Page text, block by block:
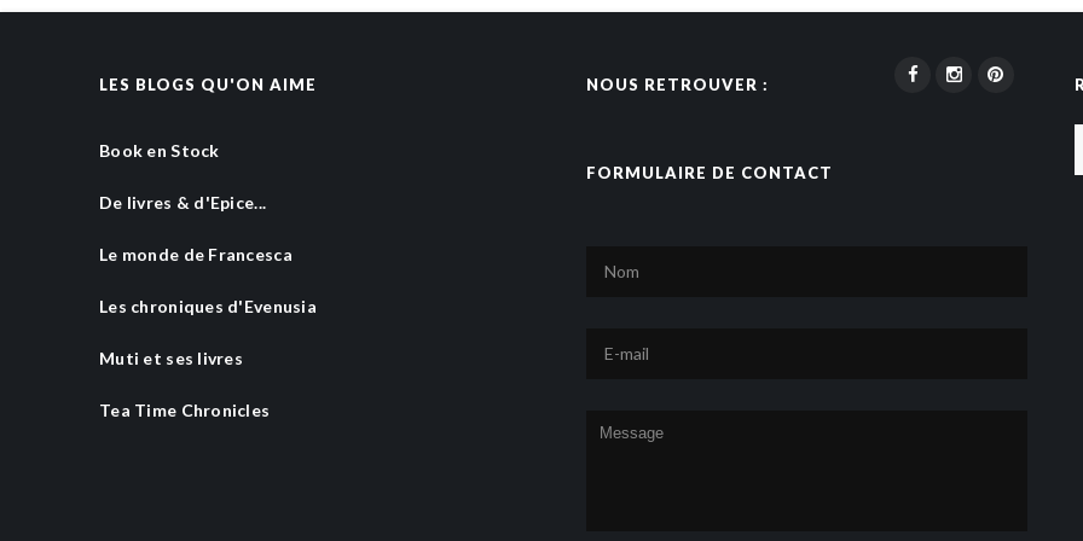
LES BLOGS QU'ON AIME
Book en Stock
De livres & d'Epice...
Le monde de Francesca
Les chroniques d'Evenusia
Muti et ses livres
Tea Time Chronicles
NOUS RETROUVER :
FORMULAIRE DE CONTACT